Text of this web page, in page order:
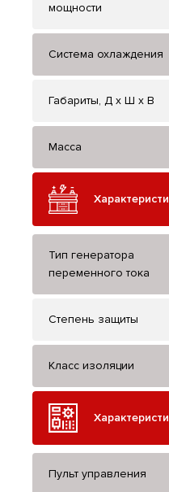
мощности
Система охлаждения
Габариты, Д x Ш x В
Масса
Тип генератора
переменного тока
Степень защиты
Класс изоляции
Пульт управления